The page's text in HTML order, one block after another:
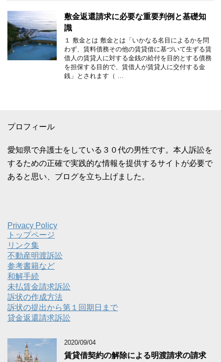
敷金返還請求に必要な重要判例と基礎知
識
１ 敷金とは 敷金とは「いかなる名目によるかを問
わず、賃料債務その他の賃貸借に基づいて生ずる賃
借人の賃貸人に対する金銭の給付を目的とする債務
を担保する目的で、賃借人が賃貸人に交付する金
銭」とされます（ …
プロフィール
愛知県で弁護士をしている３０代の男性です。本人訴訟を
するための正確で実践的な情報を提供するサイトが必要で
あると思い、ブログを立ち上げました。
Privacy Policy
トップページ
リンク集
不動産明渡訴訟
参考書籍など
和解手続
未払賃金請求訴訟
訴状の作成方法
訴状の提出から第１回期日まで
貸金返還請求訴訟
2020/09/04
賃貸借契約の解除による明渡請求の請求